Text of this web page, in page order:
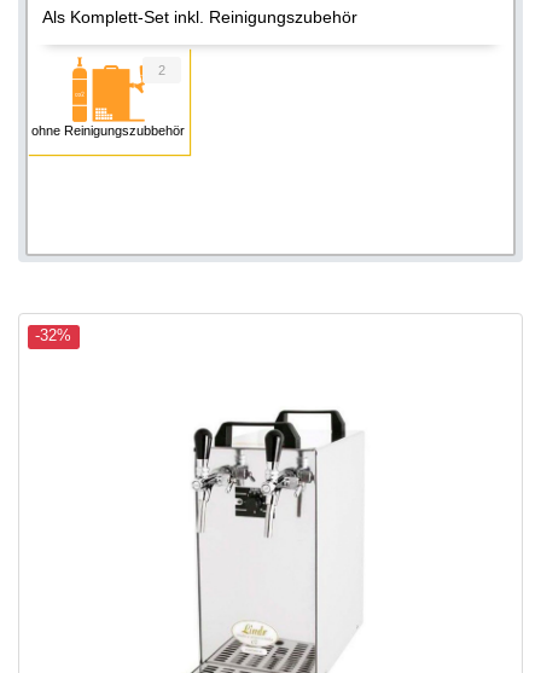
Als Komplett-Set inkl. Reinigungszubehör
ohne Reinigungszubbehör
2
-32%